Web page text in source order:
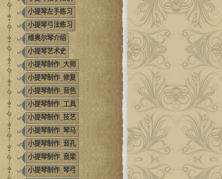
小提琴左手练习
小提琴弓法练习
维奥尔琴介绍
小提琴艺术史
小提琴制作_大师
小提琴制作_修复
小提琴制作_音色
小提琴制作_工具
小提琴制作_技艺
小提琴制作_琴马
小提琴制作_音孔
小提琴制作_音梁
小提琴制作_琴弓